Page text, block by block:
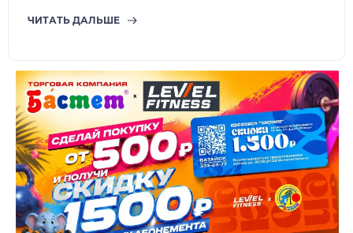
ЧИТАТЬ ДАЛЬШЕ